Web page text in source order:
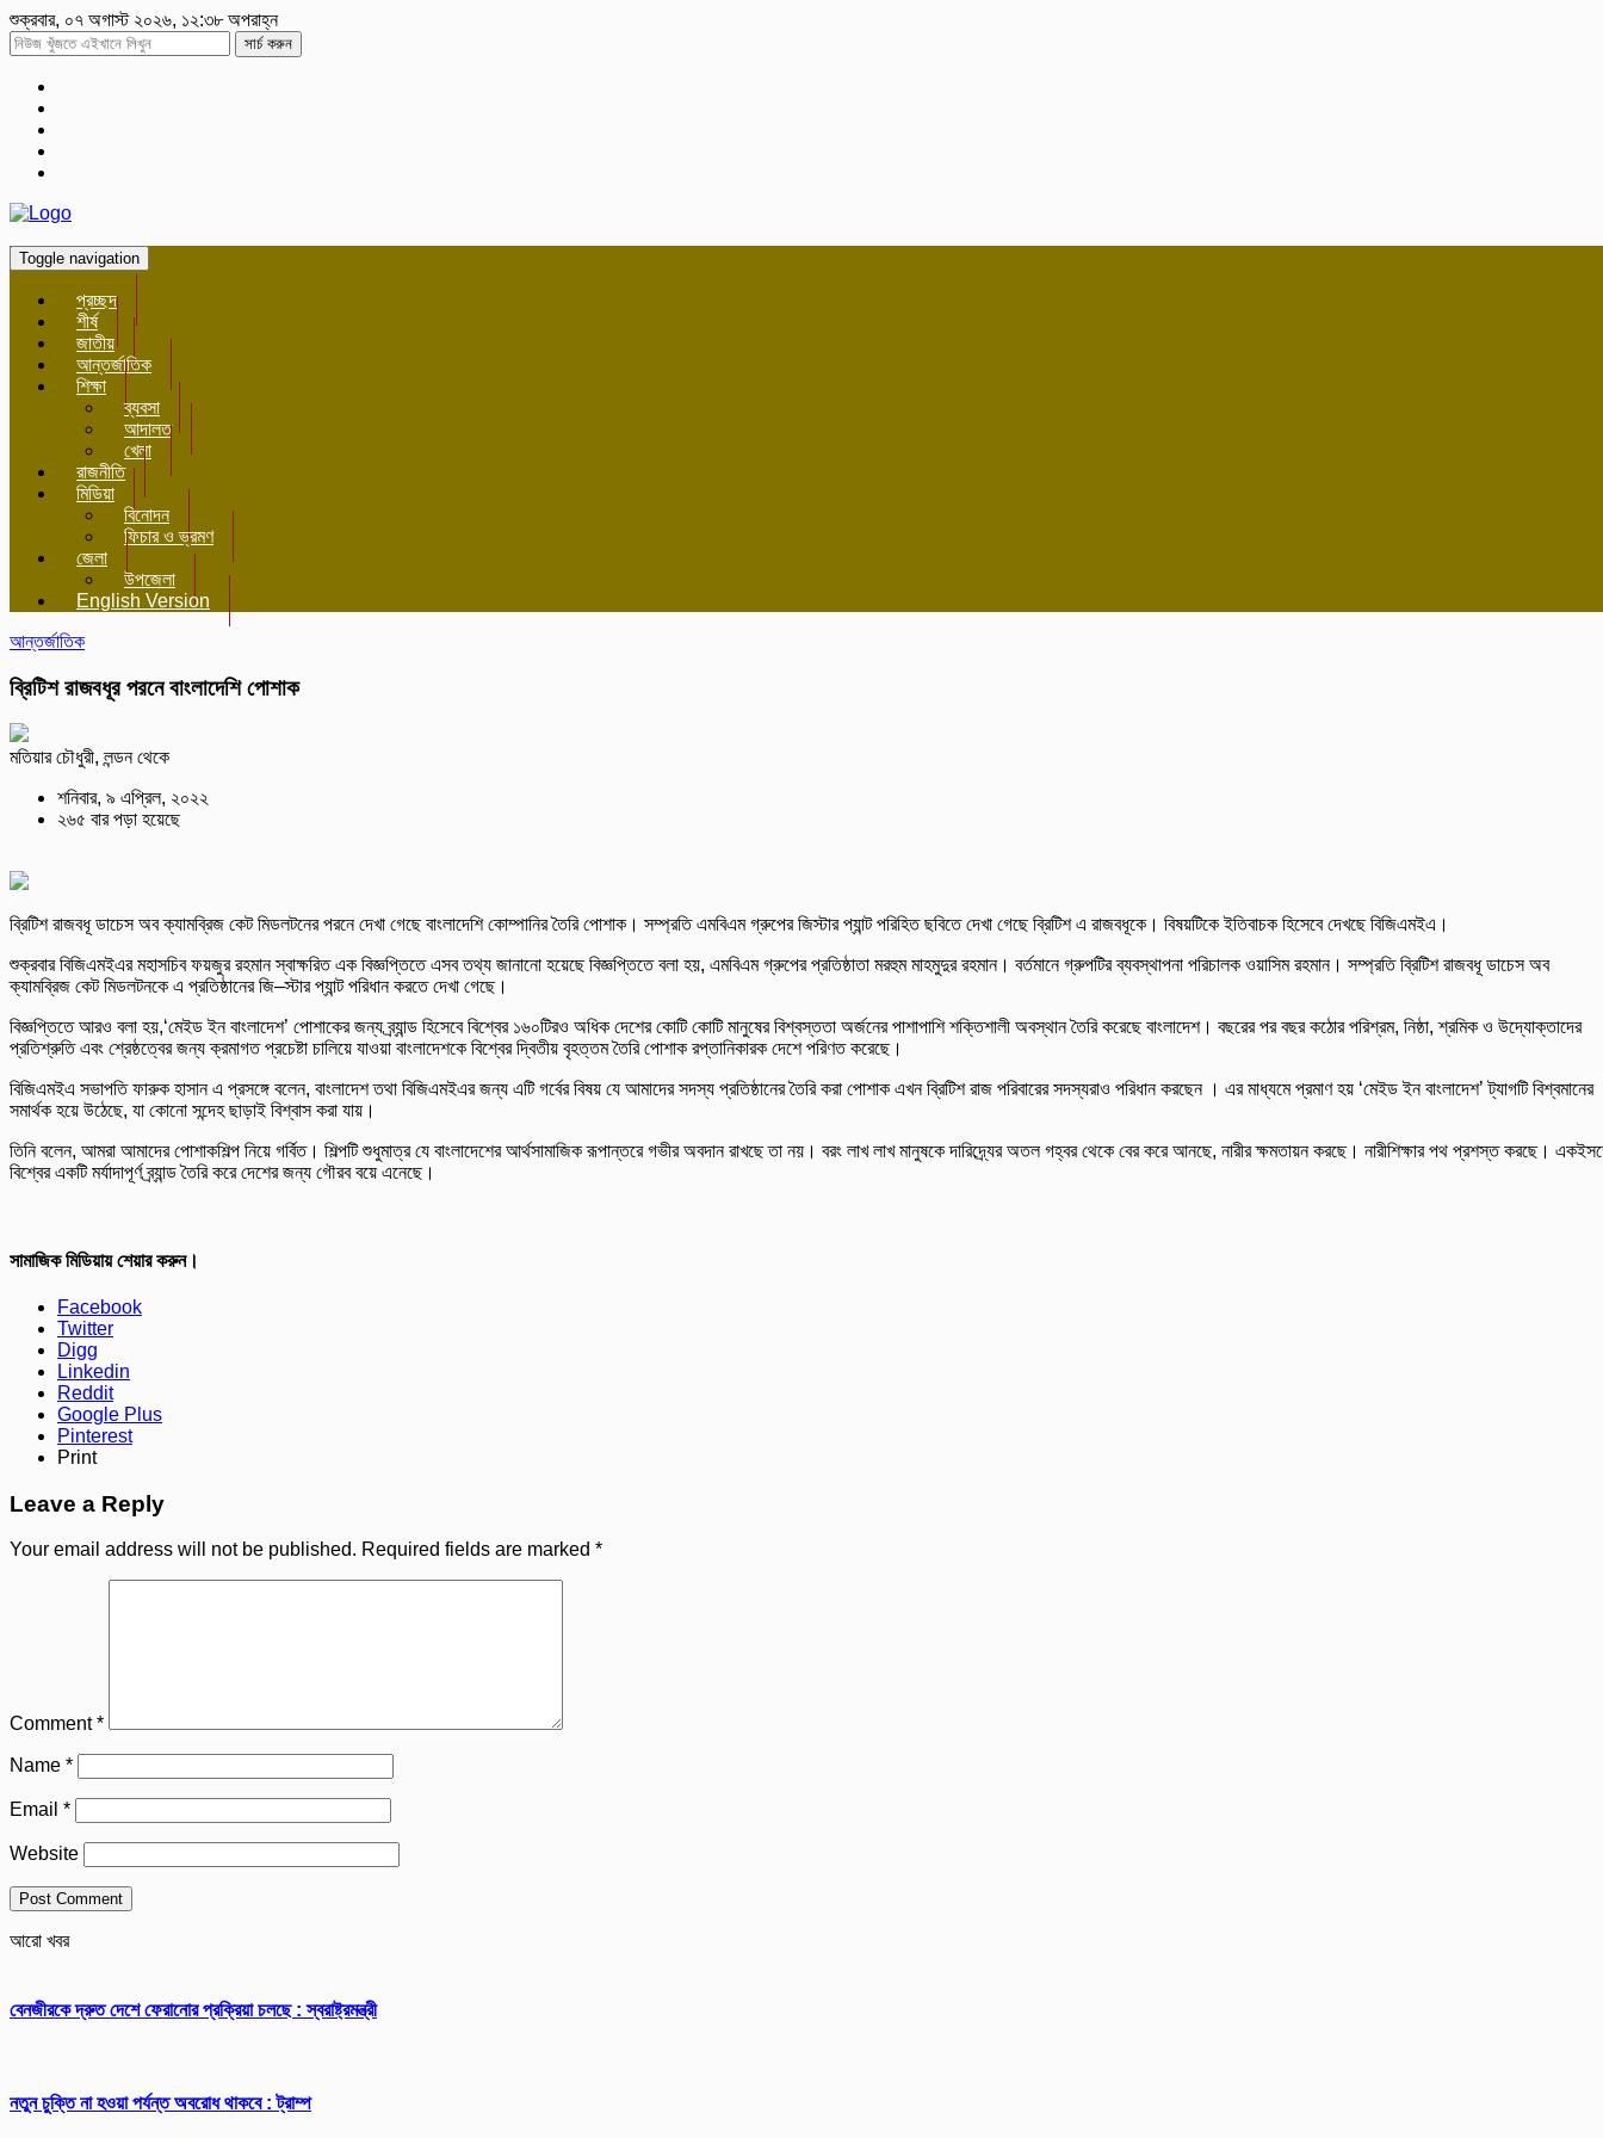
শুক্রবার, ০৭ অগাস্ট ২০২৬, ১২:৩৮ অপরাহ্ন
সার্চ করুন
Toggle navigation
প্রচ্ছদ
শীর্ষ
জাতীয়
আন্তর্জাতিক
শিক্ষা
ব্যবসা
আদালত
খেলা
রাজনীতি
মিডিয়া
বিনোদন
ফিচার ও ভ্রমণ
জেলা
উপজেলা
English Version
আন্তর্জাতিক
ব্রিটিশ রাজবধূর পরনে বাংলাদেশি পোশাক
মতিয়ার চৌধুরী, লন্ডন থেকে
শনিবার, ৯ এপ্রিল, ২০২২
২৬৫ বার পড়া হয়েছে
ব্রিটিশ রাজবধূ ডাচেস অব ক্যামব্রিজ কেট মিডলটনের পরনে দেখা গেছে বাংলাদেশি কোম্পানির তৈরি পোশাক। সম্প্রতি এমবিএম গ্রুপের জিস্টার প্যান্ট পরিহিত ছবিতে দেখা গেছে ব্রিটিশ এ রাজবধূকে। বিষয়টিকে ইতিবাচক হিসেবে দেখছে বিজিএমইএ।
শুক্রবার বিজিএমইএর মহাসচিব ফয়জুর রহমান স্বাক্ষরিত এক বিজ্ঞপ্তিতে এসব তথ্য জানানো হয়েছে বিজ্ঞপ্তিতে বলা হয়, এমবিএম গ্রুপের প্রতিষ্ঠাতা মরহুম মাহমুদুর রহমান। বর্তমানে গ্রুপটির ব্যবস্থাপনা পরিচালক ওয়াসিম রহমান। সম্প্রতি ব্রিটিশ রাজবধূ ডাচেস অব
ক্যামব্রিজ কেট মিডলটনকে এ প্রতিষ্ঠানের জি–স্টার প্যান্ট পরিধান করতে দেখা গেছে।
বিজ্ঞপ্তিতে আরও বলা হয়,‘মেইড ইন বাংলাদেশ’ পোশাকের জন্য ব্র্যান্ড হিসেবে বিশ্বের ১৬০টিরও অধিক দেশের কোটি কোটি মানুষের বিশ্বস্ততা অর্জনের পাশাপাশি শক্তিশালী অবস্থান তৈরি করেছে বাংলাদেশ। বছরের পর বছর কঠোর পরিশ্রম, নিষ্ঠা, শ্রমিক ও উদ্যোক্তাদের
প্রতিশ্রুতি এবং শ্রেষ্ঠত্বের জন্য ক্রমাগত প্রচেষ্টা চালিয়ে যাওয়া বাংলাদেশকে বিশ্বের দ্বিতীয় বৃহত্তম তৈরি পোশাক রপ্তানিকারক দেশে পরিণত করেছে।
বিজিএমইএ সভাপতি ফারুক হাসান এ প্রসঙ্গে বলেন, বাংলাদেশ তথা বিজিএমইএর জন্য এটি গর্বের বিষয় যে আমাদের সদস্য প্রতিষ্ঠানের তৈরি করা পোশাক এখন ব্রিটিশ রাজ পরিবারের সদস্যরাও পরিধান করছেন । এর মাধ্যমে প্রমাণ হয় ‘মেইড ইন বাংলাদেশ’ ট্যাগটি বিশ্বমানের
সমার্থক হয়ে উঠেছে, যা কোনো সন্দেহ ছাড়াই বিশ্বাস করা যায়।
তিনি বলেন, আমরা আমাদের পোশাকশিল্প নিয়ে গর্বিত। শিল্পটি শুধুমাত্র যে বাংলাদেশের আর্থসামাজিক রূপান্তরে গভীর অবদান রাখছে তা নয়। বরং লাখ লাখ মানুষকে দারিদ্র্যের অতল গহ্বর থেকে বের করে আনছে, নারীর ক্ষমতায়ন করছে। নারীশিক্ষার পথ প্রশস্ত করছে।
বিশ্বের একটি মর্যাদাপূর্ণ ব্র্যান্ড তৈরি করে দেশের জন্য গৌরব বয়ে এনেছে।
সামাজিক মিডিয়ায় শেয়ার করুন।
Facebook
Twitter
Digg
Linkedin
Reddit
Google Plus
Pinterest
Print
Leave a Reply
Your email address will not be published. Required fields are marked *
Comment*
Name *
Email *
Website
আরো খবর
বেনজীরকে দ্রুত দেশে ফেরানোর প্রক্রিয়া চলছে : স্বরাষ্ট্রমন্ত্রী
নতুন চুক্তি না হওয়া পর্যন্ত অবরোধ থাকবে : ট্রাম্প